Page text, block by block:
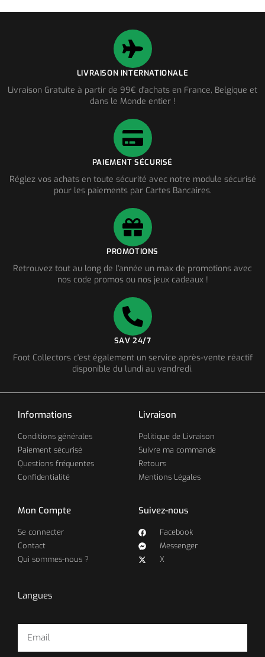
LIVRAISON INTERNATIONALE
Livraison Gratuite à partir de 99€ d'achats en France, Belgique et
dans le Monde entier !
PAIEMENT SÉCURISÉ
Réglez vos achats en toute sécurité avec notre module sécurisé
pour les paiements par Cartes Bancaires.
PROMOTIONS
Retrouvez tout au long de l'année un max de promotions avec
nos code promos ou nos jeux cadeaux !
SAV 24/7
Foot Collectors c'est également un service après-vente réactif
disponible du lundi au vendredi.
Informations
Conditions générales
Paiement sécurisé
Questions fréquentes
Confidentialité
Livraison
Politique de Livraison
Suivre ma commande
Retours
Mentions Légales
Mon Compte
Se connecter
Contact
Qui sommes-nous ?
Suivez-nous
Facebook
Messenger
X
Langues